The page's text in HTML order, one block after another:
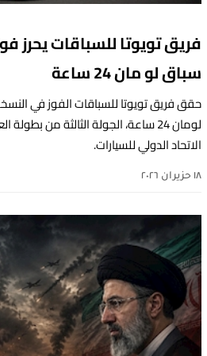
فريق تويوتا للسباقات
سباق لو مان 24 ساعة
حقق فريق تويوتا للسباقات الفوز في
الاتحاد الدولي للسيارات.
١٨ حزيران ٢٠٢٦